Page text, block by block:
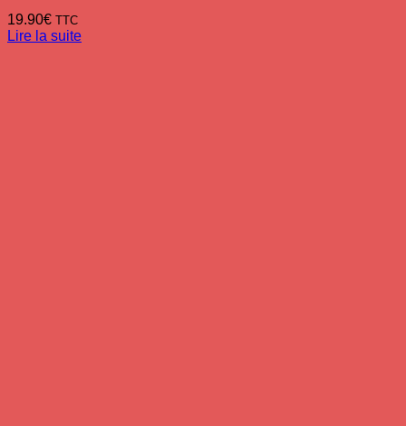
19.90€ TTC
Lire la suite